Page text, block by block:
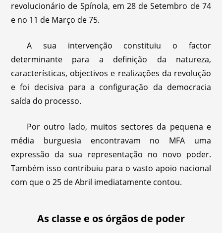
revolucionário de Spínola, em 28 de Setembro de 74
e no 11 de Março de 75.
A sua intervenção constituiu o factor
determinante para a definição da natureza,
características, objectivos e realizações da revolução
e foi decisiva para a configuração da democracia
saída do processo.
Por outro lado, muitos sectores da pequena e
média burguesia encontravam no MFA uma
expressão da sua representação no novo poder.
Também isso contribuiu para o vasto apoio nacional
com que o 25 de Abril imediatamente contou.
As classe e os órgãos de poder